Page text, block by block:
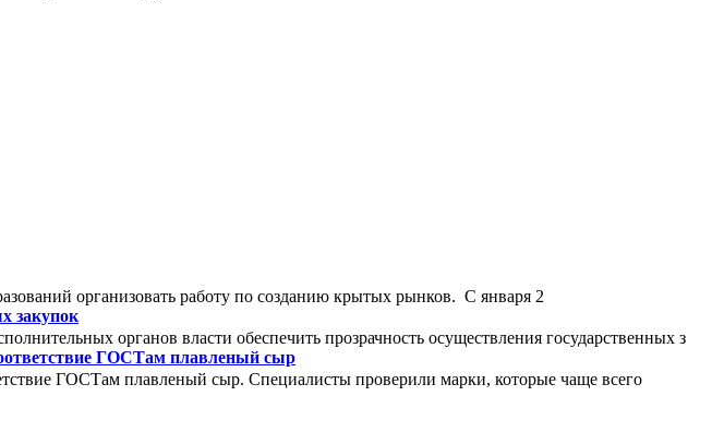
организовать работу по созданию крытых рынков. С января 2
закупок
органов власти обеспечить прозрачность осуществления государственных з
ГОСТам плавленый сыр
ГОСТам плавленый сыр. Специалисты проверили марки, которые чаще всего